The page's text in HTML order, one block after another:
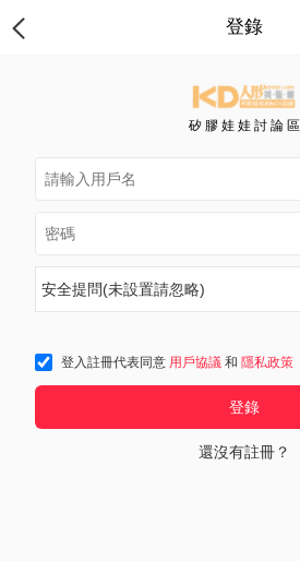
登錄
矽 膠 娃 娃 討 論 區
安全提問(未設置請忽略)
登入註冊代表同意 用戶協議 和 隱私政策
登錄
還沒有註冊？